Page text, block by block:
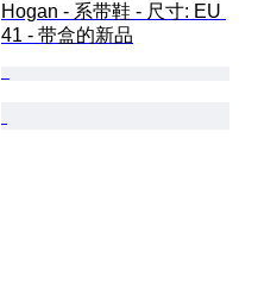
Hogan - 系带鞋 - 尺寸: EU
41 - 带盒的新品